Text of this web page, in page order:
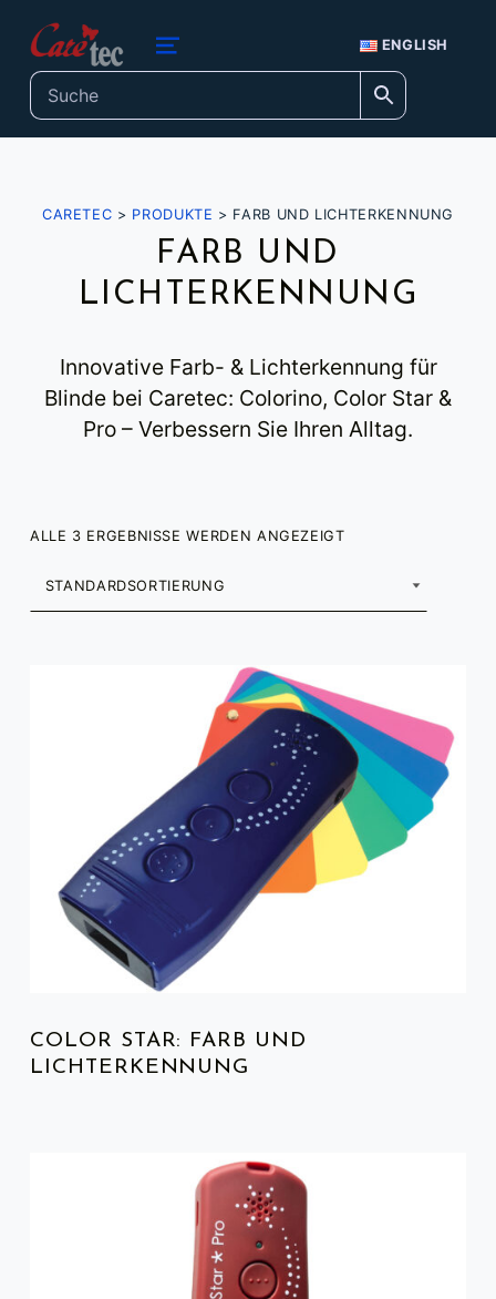
springen
caretec
INNOVATIONEN FÜR BLINDE, TAUBBLINDE, STARK SEHBEHINDERTE UND FARBENBLINDE MENU
ENGLISH
CARETEC > PRODUKTE > FARB UND LICHTERKENNUNG
FARB UND
LICHTERKENNUNG
Innovative Farb- & Lichterkennung für
Blinde bei Caretec: Colorino, Color Star &
Pro – Verbessern Sie Ihren Alltag.
ALLE 3 ERGEBNISSE WERDEN ANGEZEIGT
COLOR STAR: FARB UND
LICHTERKENNUNG